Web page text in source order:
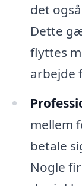
det
Dette
flyttes
arbejde
mellem
betale
Nogle